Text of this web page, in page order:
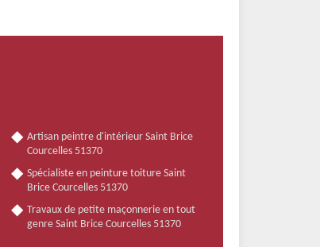
Artisan peintre d'intérieur Saint Brice
Courcelles 51370
Spécialiste en peinture toiture Saint
Brice Courcelles 51370
Travaux de petite maçonnerie en tout
genre Saint Brice Courcelles 51370